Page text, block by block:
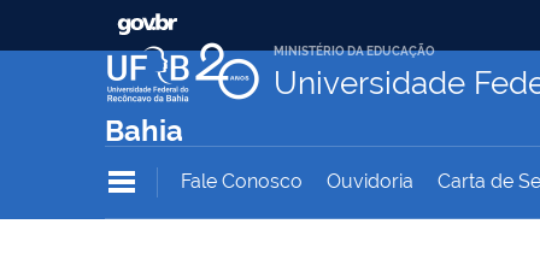
MINISTÉRIO DA EDUCAÇÃO
Universidade
Bahia
Fale Conosco Ouvidoria Carta de